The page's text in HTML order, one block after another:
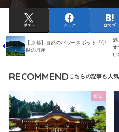
ポスト シェア はてブ
【京都】自然のパワースポット「伊
根の舟屋」
満
す
い
RECOMMEND
週記